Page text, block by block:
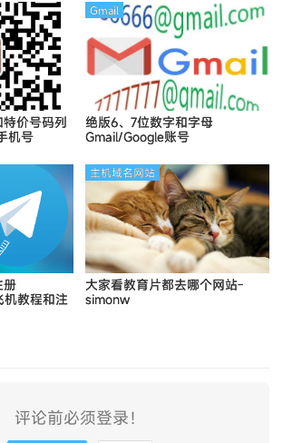
价号码列
机号
绝版6、7位数字和字母
Gmail/Google账号
Gmail
册
教程和注
大家看教育片都去哪个网站-
simonw
主机域名网站
评论前必须登录！